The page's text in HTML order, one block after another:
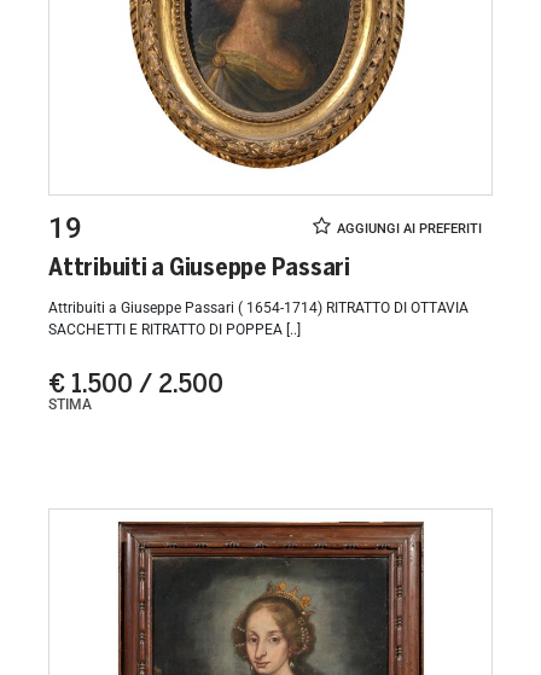
19
Attribuiti a Giuseppe Passari
Attribuiti a Giuseppe Passari ( 1654-1714) RITRATTO DI OTTAVIA
SACCHETTI E RITRATTO DI POPPEA [..]
€ 1.500 / 2.500
STIMA